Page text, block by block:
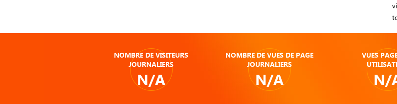
NOMBRE DE VISITEURS
JOURNALIERS
N/A
NOMBRE DE VUES DE PAGE
JOURNALIERS
N/A
VUES
N/